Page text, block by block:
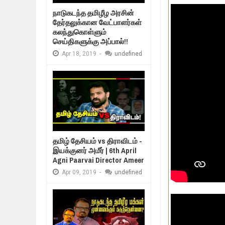
Mar
MORE INTERNATIONAL NGOS
Feb
Feb
நாடுகடந்த தமிழீழ அரசாங்கத்தின்
Feb
நாடுகடந்த தமிழீழ அரசின்
தேர்தலுக்கான வேட்பாளர்கள்
கலந்துகொள்ளும்
செய்திகளுக்கு அப்பால்!!
Apr 18, 2019 - undefined
தமிழ் தேசியம் vs திராவிடம் -
இயக்குனர் அமீர் | 6th April
Agni Paarvai Director Ameer
Apr 09, 2019 - undefined